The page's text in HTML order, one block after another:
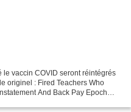
vaccin COVID seront réintégrés
originel : Fired Teachers Who
And Back Pay Epoch